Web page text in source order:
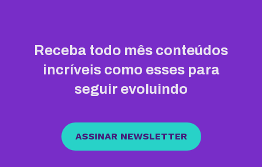
Receba todo mês conteúdos
incríveis como esses para
seguir evoluindo
ASSINAR NEWSLETTER